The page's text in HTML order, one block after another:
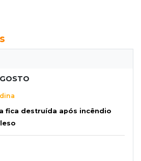
fica destruída após incêndio